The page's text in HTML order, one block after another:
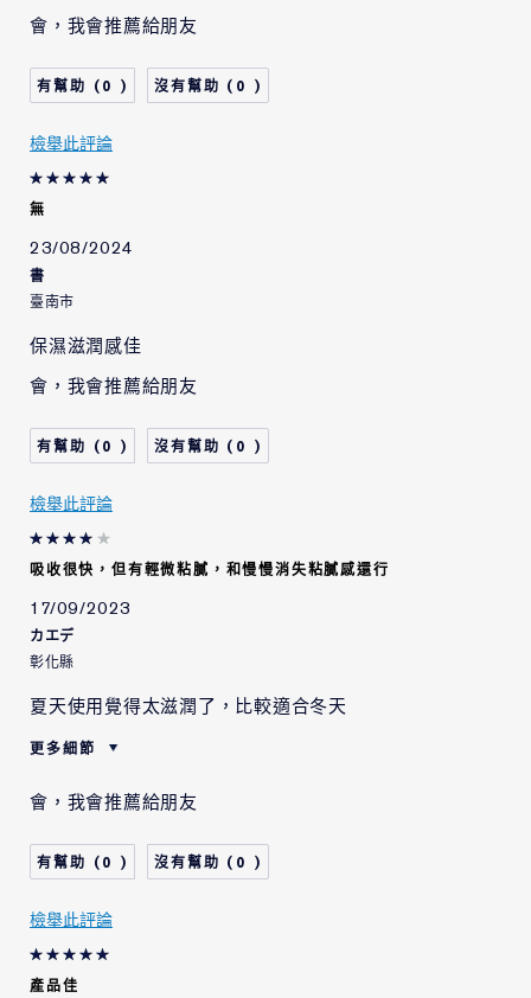
會，我會推薦給朋友
0 0
檢舉此評論
無
23/08/2024
書
臺南市
保濕滋潤感佳
會，我會推薦給朋友
0 0
檢舉此評論
吸收很快，但有輕微粘膩，和慢慢消失粘膩感還行
17/09/2023
カエデ
彰化縣
夏天使用覺得太滋潤了，比較適合冬天
更多細節
肌膚問題
整體的膚色
會，我會推薦給朋友
0 0
檢舉此評論
產品佳